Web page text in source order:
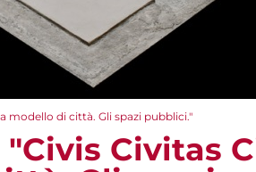
modello di città. Gli spazi pubblici."
Civitas